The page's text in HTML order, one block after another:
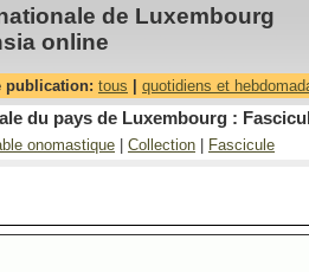
de Luxembourg
online
publication: tous quotidiens et
du pays de Luxembourg :
onomastique Collection Fascicule